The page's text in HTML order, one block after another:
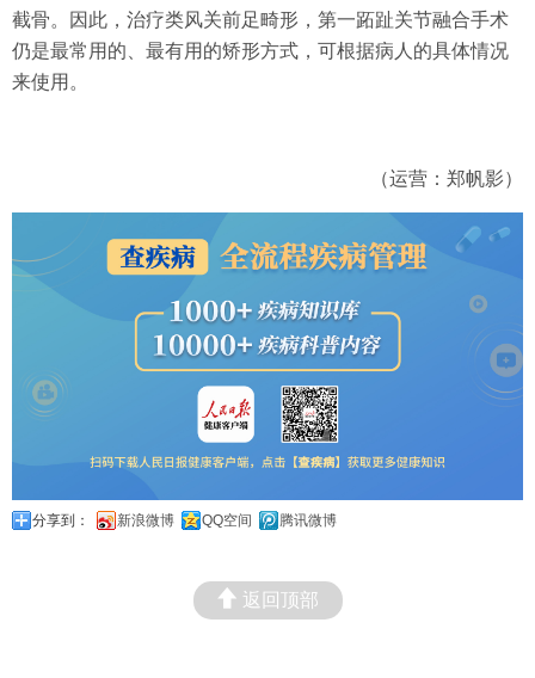
截骨。因此，治疗类风关前足畸形，第一跖趾关节融合手术
仍是最常用的、最有用的矫形方式，可根据病人的具体情况
来使用。
（运营：郑帆影）
分享到： 新浪微博 QQ空间 腾讯微博
返回顶部